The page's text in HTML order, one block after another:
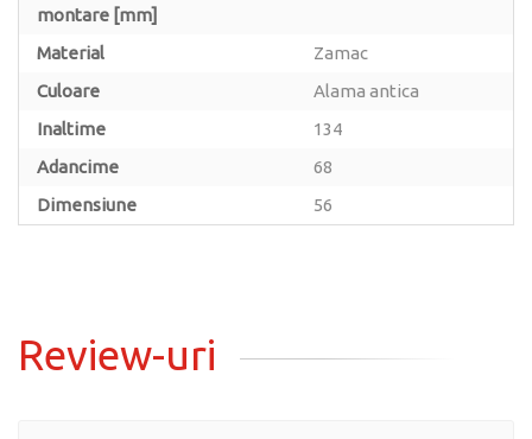
montare [mm]
Material
Zamac
Culoare
Alama antica
Inaltime
134
Adancime
68
Dimensiune
56
Review-uri